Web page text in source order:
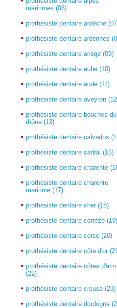
maritimes (06)
prothésiste dentaire ardèche
prothésiste dentaire ardennes
prothésiste dentaire ariège (09)
prothésiste dentaire aube (10)
prothésiste dentaire aude (11)
prothésiste dentaire aveyron
prothésiste dentaire bouches du
rhône (13)
prothésiste dentaire calvados
prothésiste dentaire cantal (15)
prothésiste dentaire charente
prothésiste dentaire charente
maritime (17)
prothésiste dentaire cher (18)
prothésiste dentaire corrèze
prothésiste dentaire corse (20)
prothésiste dentaire côte d'or
prothésiste dentaire côtes
(22)
prothésiste dentaire creuse (23)
prothésiste dentaire dordogne